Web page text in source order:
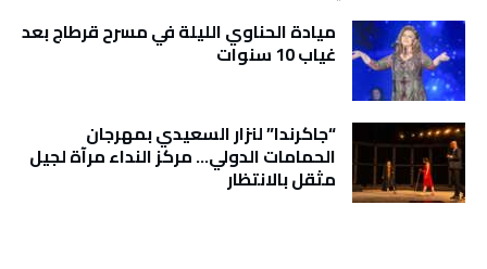
ميادة الحناوي الليلة في مسرح قرطاج بعد
غياب 10 سنوات
“جاكرندا” لنزار السعيدي بمهرجان
الحمامات الدولي… مركز النداء مرآة لجيل
مثقل بالانتظار